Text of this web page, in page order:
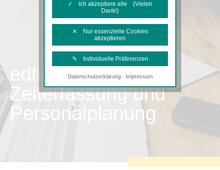
Zeiterfassung und
Personalplanung
✓ Ich akzeptiere alle (Vielen
Dank!)
✕ Nur essenzielle Cookies
akzeptieren
✎ Individuelle Präferenzen
Notwendige Cookies
Diese Cookies sind erforderlich, um die
grundlegende Funktionalität der Website
Tracking- und Targeting-Cookies
Angebotes einschließlich der
Datenschutzerklärung· Impressum